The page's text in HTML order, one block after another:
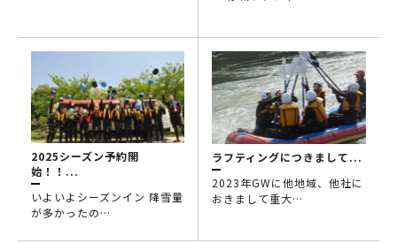
2025シーズン予約開
始！！...
いよいよシーズンイン 降雪量
が多かったの…
ラフティングにつきまして...
2023年GWに他地域、他社に
おきまして重大…